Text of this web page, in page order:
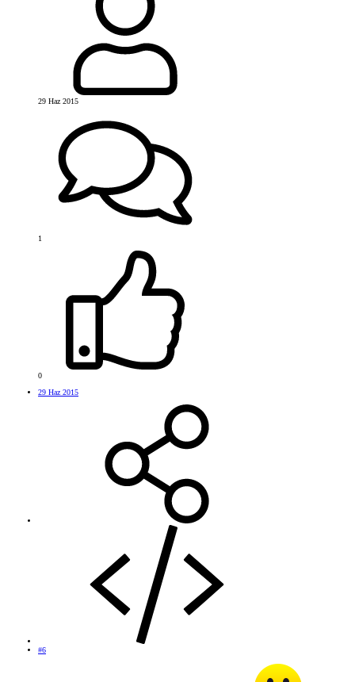
29 Haz 2015
1
0
29 Haz 2015
#6